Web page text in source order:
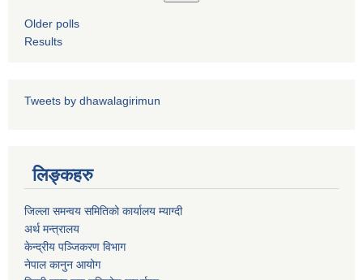
पशु शाखा
कृषि शाखा
Older polls
Results
Tweets by dhawalagirimun
लिङ्कहरु
जिल्ला समन्वय समितिको कार्यालय म्याग्दी
अर्थ मन्त्रालय
केन्द्रीय पञ्जिकरण विभाग
नेपाल कानुन आयोग